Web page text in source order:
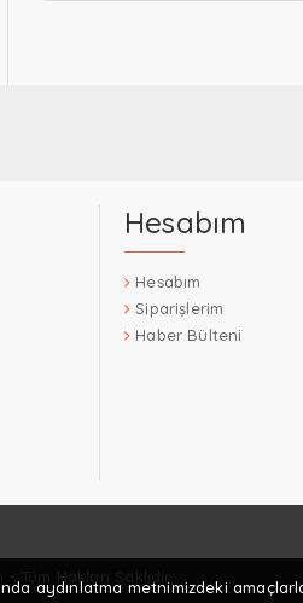
Hesabım
Hesabım
Siparişlerim
Haber Bülteni
Hakları Saklıdır.
aydınlatma metnimizdeki